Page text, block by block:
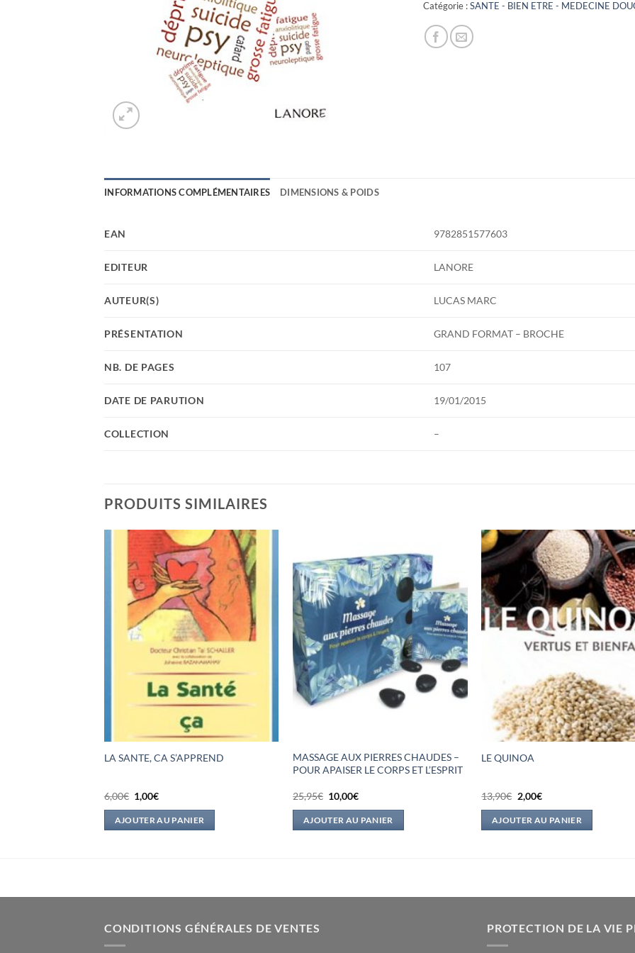
Catégorie :SANTE - BIEN ETRE - MEDECINE
INFORMATIONS COMPLÉMENTAIRES DIMENSIONS & POIDS
EAN 9782851577603
EDITEUR LANORE
AUTEUR(S) LUCAS MARC
PRÉSENTATION GRAND FORMAT – BROCHE
NB. DE PAGES 107
DATE DE PARUTION 19/01/2015
COLLECTION –
PRODUITS SIMILAIRES
LA SANTE, CA S’APPREND
6,00€ Le
prix
initial
était :
1,00€Le
actuel
est :
AJOUTER AU PANIER
MASSAGE AUX PIERRES CHAUDES –
POUR APAISER LE CORPS ET L’ESPRIT
25,95€ Le
prix
initial
était :
10,00€Le
actuel
est :
AJOUTER AU PANIER
LE QUINOA
13,90€ Le
prix
initial
était :
2,00€Le
actuel
est :
AJOUTER AU PANIER
CONDITIONS GÉNÉRALES DE VENTES PROTECTION DE LA VIE